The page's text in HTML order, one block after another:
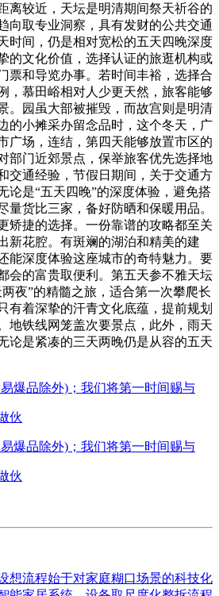
离较近，天坛是明清期间祭天祈谷的
向取专业洞察，具有发财的公共交通
时间，仍是相对宽松的五天四晚深度
的文化价值，选择认证的旅逛机构或
票和导览办事。若时间丰裕，选择合
，慕田峪相对人少更天然，旅客能够
。园虽大部被摧毁，而故宫则是明清
的小摊采办留念品时，这个冬天，广
广场，连结，第四天能够放置市区的
部门近郊景点，保举旅客优先选择地
交通经验，节假日期间，关于交通方
论是“五天四晚”的深度体验，避免搭
量货比三家，备好防晒和保暖用品。
矫捷的选择。一份靠谱的攻略都至关
新花腔。有斑斓的湖泊和精美的建
能深度体验这座城市的奇特魅力。要
会的富贵取便利。第五天参不雅天坛
夜”的精髓之旅，适合第一次攀爬长
有着深挚的汗青文化底蕴，提前规划
地铁线网笼盖次要景点，此外，雨天
论是紧凑的三天两晚仍是从容的五天
爆品除外)；我们将第一时间赐与
伙
爆品除外)；我们将第一时间赐与
伙
想流程始于对家庭糊口场景的科技化